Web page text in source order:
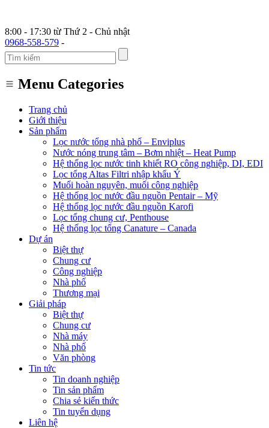
8:00 - 17:30 từ Thứ 2 - Chủ nhật
0968-558-579 -
Menu Categories
Trang chủ
Giới thiệu
Sản phẩm
Lọc nước tổng nhà phố – Enviplus
Nước nóng trung tâm – Bơm nhiệt – Heat Pump
Hệ thống lọc nước tinh khiết RO công nghiệp, DI, EDI
Lọc tổng Altas Filtri nhập khẩu Ý
Muối hoàn nguyên, muối công nghiệp
Hệ thống lọc nước đầu nguồn Pentair – Mỹ
Hệ thống lọc nước đầu nguồn Karofi
Lọc tổng chung cư, Penthouse
Hệ thống lọc tổng Canature – Canada
Dự án
Biệt thự
Chung cư
Công nghiệp
Nhà phố
Thương mại
Giải pháp
Biệt thự
Chung cư
Nhà máy
Nhà phố
Văn phòng
Tin tức
Tin doanh nghiệp
Tin sản phẩm
Chia sẻ kiến thức
Tin tuyển dụng
Liên hệ